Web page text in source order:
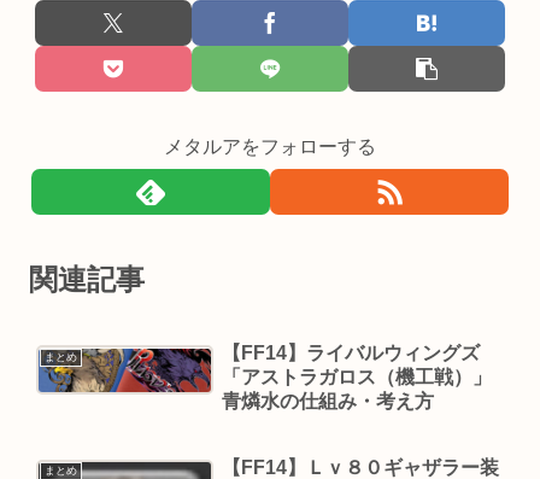
メタルアをフォローする
関連記事
まとめ
【FF14】ライバルウィングズ
「アストラガロス（機工戦）」
青燐水の仕組み・考え方
まとめ
【FF14】Ｌｖ８０ギャザラー装